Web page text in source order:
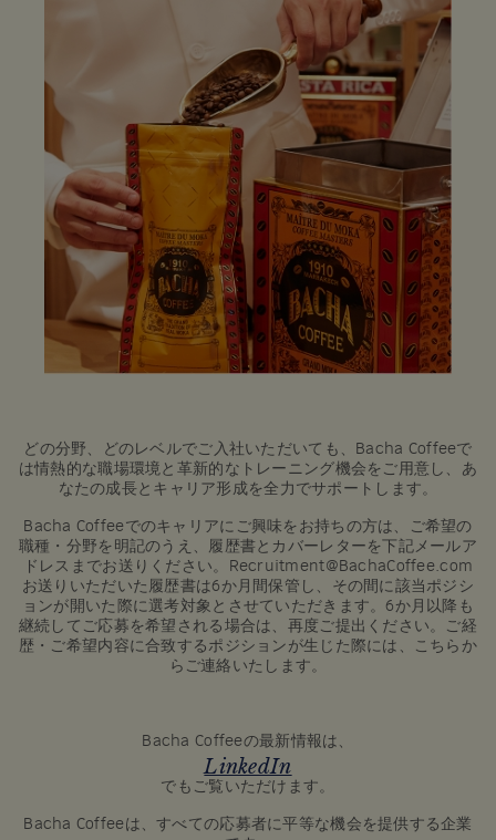
どの分野、どのレベルでご入社いただいても、Bacha Coffeeで
は情熱的な職場環境と革新的なトレーニング機会をご用意し、あ
なたの成長とキャリア形成を全力でサポートします。
Bacha Coffeeでのキャリアにご興味をお持ちの方は、ご希望の
職種・分野を明記のうえ、履歴書とカバーレターを下記メールア
ドレスまでお送りください。Recruitment@BachaCoffee.com
お送りいただいた履歴書は6か月間保管し、その間に該当ポジシ
ョンが開いた際に選考対象とさせていただきます。6か月以降も
継続してご応募を希望される場合は、再度ご提出ください。ご経
歴・ご希望内容に合致するポジションが生じた際には、こちらか
らご連絡いたします。
Bacha Coffeeの最新情報は、
LinkedIn
でもご覧いただけます。
Bacha Coffeeは、すべての応募者に平等な機会を提供する企業